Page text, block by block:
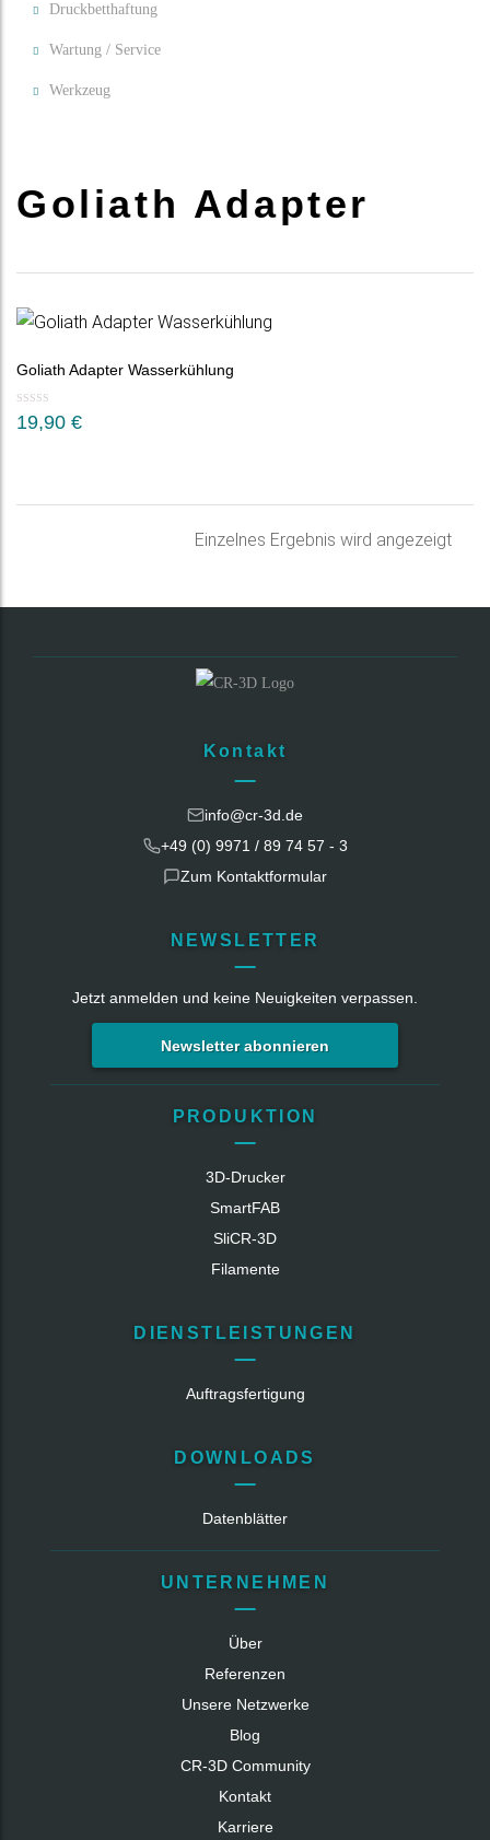
Druckbetthaftung
Wartung / Service
Werkzeug
Goliath Adapter
Goliath Adapter Wasserkühlung
19,90 €
Einzelnes Ergebnis wird angezeigt
Kontakt
info@cr-3d.de
+49 (0) 9971 / 89 74 57 - 3
Zum Kontaktformular
NEWSLETTER
Jetzt anmelden und keine Neuigkeiten verpassen.
Newsletter abonnieren
PRODUKTION
3D-Drucker
SmartFAB
SliCR‑3D
Filamente
DIENSTLEISTUNGEN
Auftragsfertigung
DOWNLOADS
Datenblätter
UNTERNEHMEN
Über
Referenzen
Unsere Netzwerke
Blog
CR‑3D Community
Kontakt
Karriere